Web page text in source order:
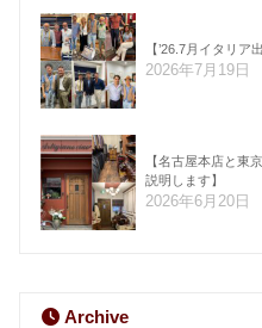
【’26.7月イタリア
2026年7月19日
【名古屋本店と東
説明します】
2026年6月20日
Archive